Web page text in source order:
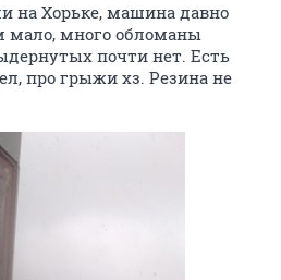
на Хорьке, машина давно
мало, много обломаны
почти нет. Есть
про грыжи хз. Резина не